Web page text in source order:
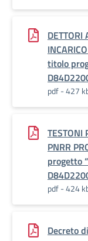
DETTORI
titolo
pdf - 427
TESTONI
PNRR
progetto
pdf - 424
Decreto